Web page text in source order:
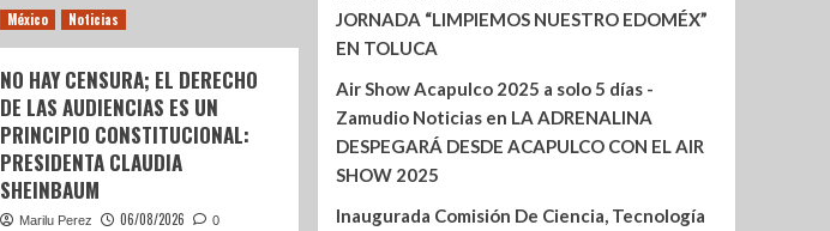
México Noticias
NO HAY CENSURA; EL DERECHO
DE LAS AUDIENCIAS ES UN
PRINCIPIO CONSTITUCIONAL:
PRESIDENTA CLAUDIA
SHEINBAUM
Marilu Perez 06/08/2026 0
JORNADA “LIMPIEMOS NUESTRO EDOMÉX”
EN TOLUCA
Air Show Acapulco 2025 a solo 5 días -
Zamudio Noticiasen LA ADRENALINA
DESPEGARÁ DESDE ACAPULCO CON EL AIR
SHOW 2025
Inaugurada Comisión De Ciencia, Tecnología